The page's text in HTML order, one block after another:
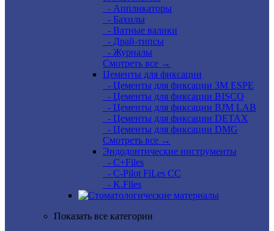
- Аппликаторы
- Бахилы
- Ватные валики
- Драй-типсы
- Журналы
Смотреть все →
Цементы для фиксации
- Цементы для фиксации 3M ESPE
- Цементы для фиксации BISCO
- Цементы для фиксации BJM LAB
- Цементы для фиксации DETAX
- Цементы для фиксации DMG
Смотреть все →
Эндодонтические инструменты
- C+Files
- C-Pilot FiLes CC
- K.Files
Показать все категории